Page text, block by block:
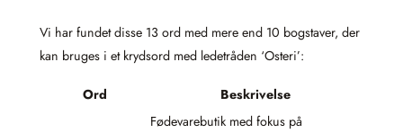
Vi har fundet disse 13 ord med mere end 10 bogstaver, der
kan bruges i et krydsord med ledetråden ‘Osteri’:
Ord Beskrivelse
Fødevarebutik med fokus på